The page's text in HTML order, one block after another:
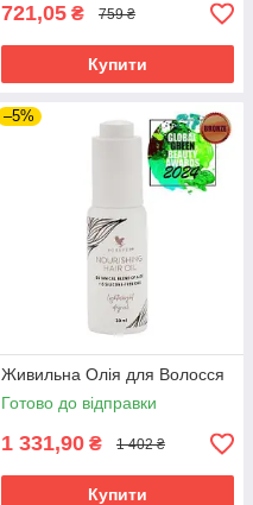
721,05 ₴ 759 ₴
Купити
–5%
Живильна Олія для Волосся
Готово до відправки
1 331,90 ₴ 1 402 ₴
Купити